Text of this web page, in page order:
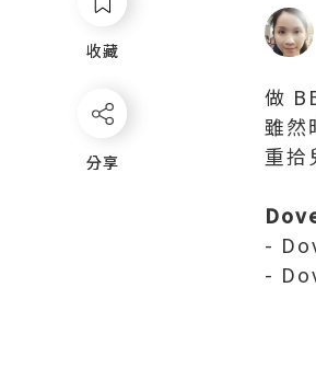
收藏
分享
做
雖然
重拾
-
-
收藏
分享